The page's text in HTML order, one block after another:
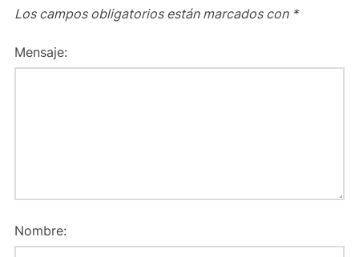
Los campos obligatorios están marcados con *
Mensaje:
Nombre: